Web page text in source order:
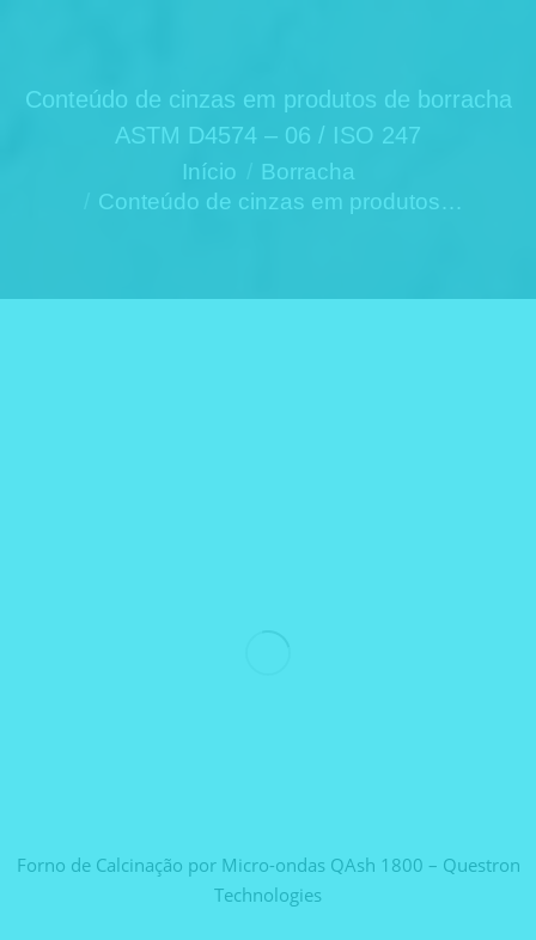
Conteúdo de cinzas em produtos de borracha
ASTM D4574 – 06 / ISO 247
Início
Borracha
Conteúdo de cinzas em produtos…
Forno de Calcinação por Micro-ondas QAsh 1800 – Questron
Technologies